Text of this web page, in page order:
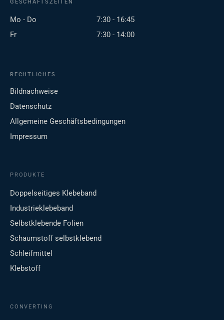
GESCHÄFTSZEITEN
Mo - Do
7:30 - 16:45
Fr
7:30 - 14:00
RECHTLICHES
Bildnachweise
Datenschutz
Allgemeine Geschäftsbedingungen
Impressum
PRODUKTE
Doppelseitiges Klebeband
Industrieklebeband
Selbstklebende Folien
Schaumstoff selbstklebend
Schleifmittel
Klebstoff
CONVERTING